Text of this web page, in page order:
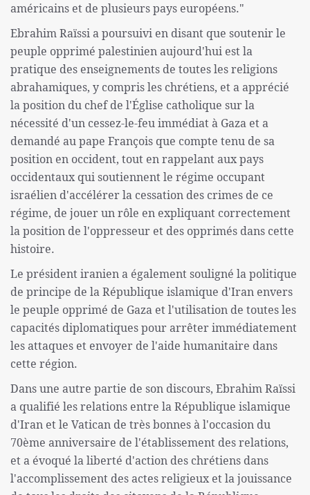
américains et de plusieurs pays européens."
Ebrahim Raïssi a poursuivi en disant que soutenir le
peuple opprimé palestinien aujourd'hui est la
pratique des enseignements de toutes les religions
abrahamiques, y compris les chrétiens, et a apprécié
la position du chef de l'Église catholique sur la
nécessité d'un cessez-le-feu immédiat à Gaza et a
demandé au pape François que compte tenu de sa
position en occident, tout en rappelant aux pays
occidentaux qui soutiennent le régime occupant
israélien d'accélérer la cessation des crimes de ce
régime, de jouer un rôle en expliquant correctement
la position de l'oppresseur et des opprimés dans cette
histoire.
Le président iranien a également souligné la politique
de principe de la République islamique d'Iran envers
le peuple opprimé de Gaza et l'utilisation de toutes les
capacités diplomatiques pour arrêter immédiatement
les attaques et envoyer de l'aide humanitaire dans
cette région.
Dans une autre partie de son discours, Ebrahim Raïssi
a qualifié les relations entre la République islamique
d'Iran et le Vatican de très bonnes à l'occasion du
70ème anniversaire de l'établissement des relations,
et a évoqué la liberté d'action des chrétiens dans
l'accomplissement des actes religieux et la jouissance